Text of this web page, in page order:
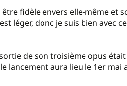
fidèle envers elle-même et
léger, donc je suis bien avec
de son troisième opus
lancement aura lieu le 1er mai